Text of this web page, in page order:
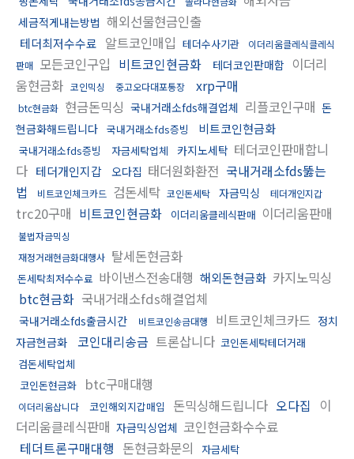
세금적게내는방법 해외선물현금인출
테더최저수수료 알트코인매입 테더수사기관
이더리움클레식클레식
판매 모든코인구입 비트코인현금화 테더코인판매함 이더리
움현금화 코인믹싱 중고오다대포통장 xrp구매
btc현금화 현금돈믹싱 국내거래소fds해결업체 리플코인구매 돈
현금화해드립니다 국내거래소fds증빙 비트코인현금화
국내거래소fds증빙 자금세탁업체 카지노세탁 테더코인판매합니
다 테더개인지갑 오다집 태더원화환전 국내거래소fds뚫는
법
비트코인체크카드 검돈세탁 코인돈세탁 자금믹싱 테더개인지갑
trc20구매 비트코인현금화 이더리움클레식판매 이더리움판매
불법자금믹싱
재정거래현금화대행사 탈세돈현금화
돈세탁최저수수료 바이낸스전송대행 해외돈현금화 카지노믹싱
btc현금화 국내거래소fds해결업체
국내거래소fds출금시간 비트코인송금대행 비트코인체크카드 정치
자금현금화
코인대리송금 트론삽니다 코인돈세탁테더거래
검돈세탁업체
코인돈현금화
btc구매대행
이더리움삽니다 코인해외지갑매입 돈믹싱해드립니다 오다집 이
더리움클레식판매 자금믹싱업체 코인현금화수수료
테더트론구매대행 돈현금화문의 자금세탁